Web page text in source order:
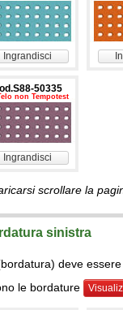
Ingrandisci
50335
non Tempotest
Ingrandisci
scrollare la
sinistra
deve
le bordature